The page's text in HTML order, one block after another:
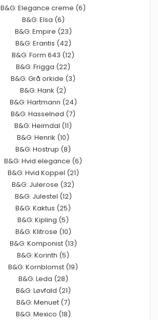
B&G: Elegance creme (6)
B&G: Elsa (6)
B&G: Empire (23)
B&G: Erantis (42)
B&G: Form 643 (12)
B&G: Frigga (22)
B&G: Grå orkide (3)
B&G: Hank (2)
B&G: Hartmann (24)
B&G: Hasselnød (7)
B&G: Heimdal (11)
B&G: Henrik (10)
B&G: Hostrup (8)
B&G: Hvid elegance (6)
B&G: Hvid Koppel (21)
B&G: Julerose (32)
B&G: Julestel (12)
B&G: Kaktus (25)
B&G: Kipling (5)
B&G: Klitrose (10)
B&G: Komponist (13)
B&G: Korinth (5)
B&G: Kornblomst (19)
B&G: Leda (28)
B&G: Løvfald (21)
B&G: Menuet (7)
B&G: Mexico (18)